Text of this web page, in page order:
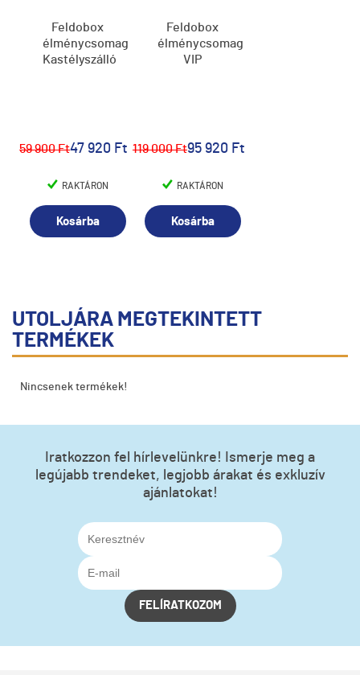
Feldobox
élménycsomag,
Kastélyszálló
59 900 Ft47 920 Ft
RAKTÁRON
Kosárba
Feldobox
élménycsomag,
VIP
119 000 Ft95 920 Ft
RAKTÁRON
Kosárba
UTOLJÁRA MEGTEKINTETT
TERMÉKEK
Nincsenek termékek!
Iratkozzon fel hírlevelünkre! Ismerje meg a
legújabb trendeket, legjobb árakat és exkluzív
ajánlatokat!
FELÍRATKOZOM